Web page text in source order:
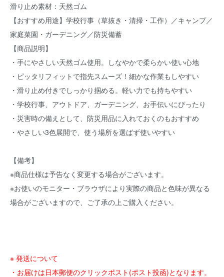
滑り止め素材：天然ゴム
【おすすめ用途】学校行事（草抜き・清掃・工作）／キャンプ／
家庭菜園・ガーデニング／防災備蓄
【商品説明】
・手にやさしい天然ゴム使用。しなやかで柔らかい使い心地
・ピッタリフィットで指先スムーズ！細かな作業もしやすい
・滑り止め付きでしっかり掴める。軽い力でも持ちやすい
・学校行事、アウトドア、ガーデニング、お手伝いにぴったり
・災害時の備えとして、防災用品に入れておくのもおすすめ
・やさしい3色展開で、使う場所を選ばず使いやすい
【備考】
※商品仕様は予告なく変更する場合がございます。
※お使いのモニター・ブラウザにより実際の商品と色味が異なる
場合がございますので、ご了承の上ご購入ください。
※ 発送について
・お届けは日本郵便のクリックポスト(ポスト投函)となります。